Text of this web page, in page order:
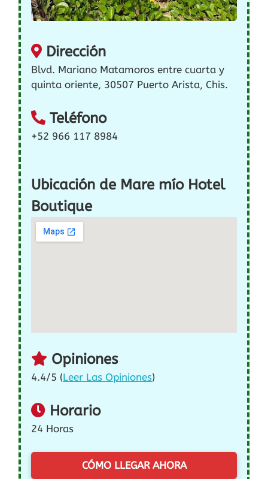
Dirección
Blvd. Mariano Matamoros entre cuarta y
quinta oriente, 30507 Puerto Arista, Chis.
Teléfono
+52 966 117 8984
Ubicación de Mare mío Hotel
Boutique
Opiniones
4.4/5 (Leer Las Opiniones)
Horario
24 Horas
CÓMO LLEGAR AHORA